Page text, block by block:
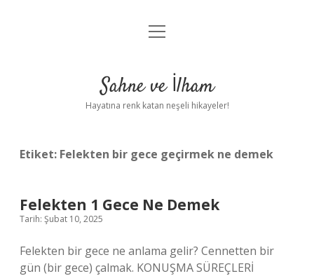
Anasayfa
Yasal Uyarı
menüyü
Sahne ve İlham
Hayatına renk katan neşeli hikayeler!
Etiket: Felekten bir gece geçirmek ne demek
Felekten 1 Gece Ne Demek
Tarih: Şubat 10, 2025
Felekten bir gece ne anlama gelir? Cennetten bir
gün (bir gece) çalmak. KONUŞMA SÜREÇLERİ